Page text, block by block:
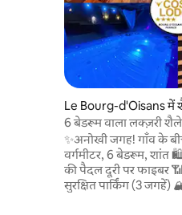
Le Bourg-d'Oisans में
6 बेडरूम वाला लक्ज़री शैले:
बिलियर्ड, बार
✨अनोखी जगह! गाँव के
वर्गमीटर, 6 बेडरूम, शांत
की पैदल दूरी पर फाइबर
सुरक्षित पार्किंग (3 जगहें) 🏔️ प्रकृति और खेल: -